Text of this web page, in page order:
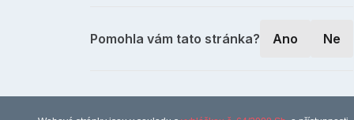
Pomohla vám tato stránka? Ano Ne